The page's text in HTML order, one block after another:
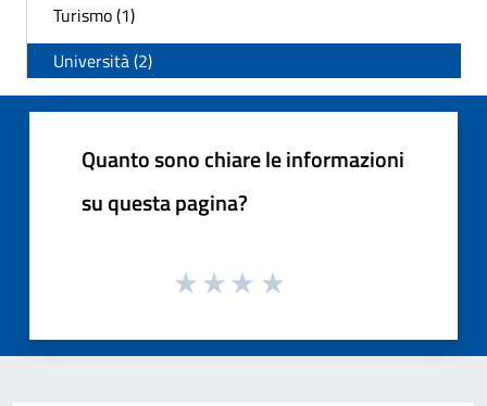
Turismo (1)
Università (2)
Quanto sono chiare le informazioni
su questa pagina?